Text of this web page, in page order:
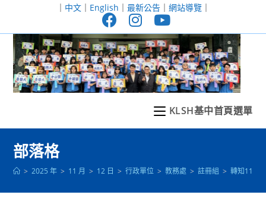
至
｜ 中文｜ English ｜ 最新公告｜ 網站導覽｜
KLSH基中首頁選單
部落格
> 2025 年 > 11 月 > 12 日 > 行政單位 > 教務處 > 註冊組 > 轉知115